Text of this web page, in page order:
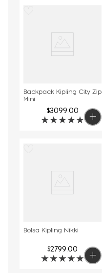
Backpack Kipling City Zip
Mini
$3099.00
★★★★★
Bolsa Kipling Nikki
$2799.00
★★★★★